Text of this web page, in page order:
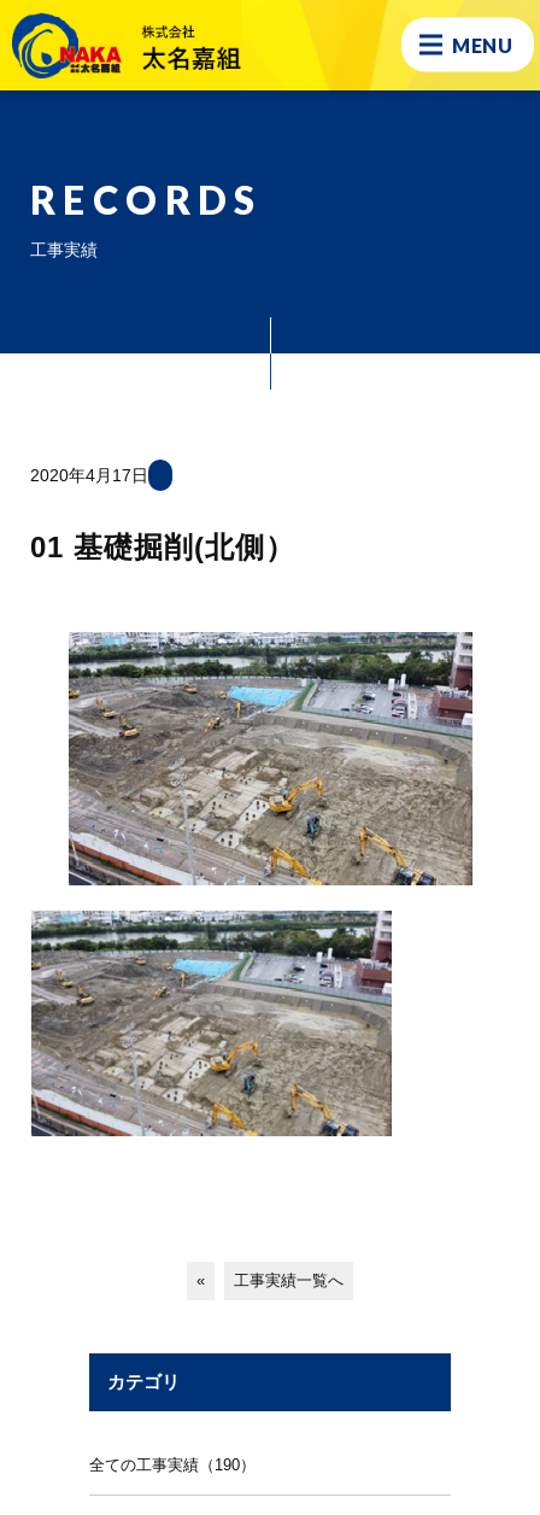
MENU
RECORDS
工事実績
2020年4月17日
01 基礎掘削(北側）
« 工事実績一覧へ
カテゴリ
全ての工事実績（190）